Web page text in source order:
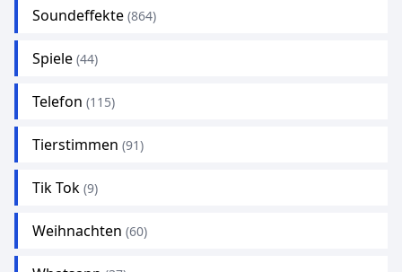
Soundeffekte (864)
Spiele (44)
Telefon (115)
Tierstimmen (91)
Tik Tok (9)
Weihnachten (60)